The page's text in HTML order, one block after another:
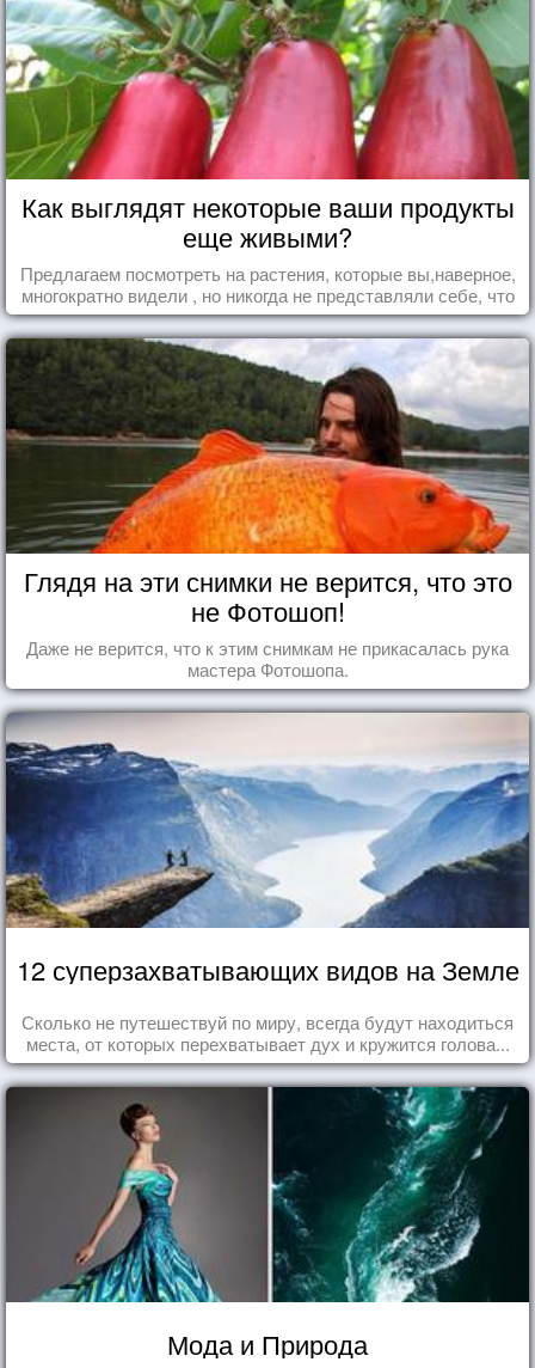
Как выглядят некоторые ваши продукты
еще живыми?
Предлагаем посмотреть на растения, которые вы,наверное,
многократно видели , но никогда не представляли себе, что
употребляете их в пищу.
Глядя на эти снимки не верится, что это
не Фотошоп!
Даже не верится, что к этим снимкам не прикасалась рука
мастера Фотошопа.
12 суперзахватывающих видов на Земле
Сколько не путешествуй по миру, всегда будут находиться
места, от которых перехватывает дух и кружится голова...
Мода и Природа